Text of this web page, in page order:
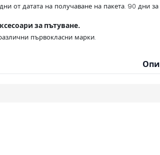
от датата на получаване на пакета. 90 дни
за пътуване.
първокласни марки.